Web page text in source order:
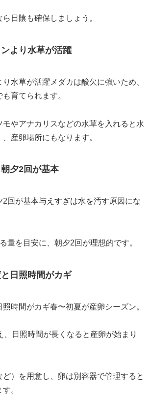
日陰も確保しましょう。
より水草が活躍
水草が活躍メダカは酸欠に強いため、
育てられます。
モやアナカリスなどの水草を入れると水
産卵場所にもなります。
夕2回が基本
2回が基本与えすぎは水を汚す原因にな
量を目安に、朝夕2回が理想的です。
日照時間がカギ
時間がカギ春〜初夏が産卵シーズン。
、日照時間が長くなると産卵が始まり
ど）を用意し、卵は別容器で管理すると
。